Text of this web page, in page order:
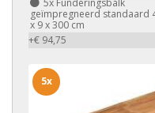
geïmpregneerd standaard
x 9 x 300 cm
+€ 94,75
5x